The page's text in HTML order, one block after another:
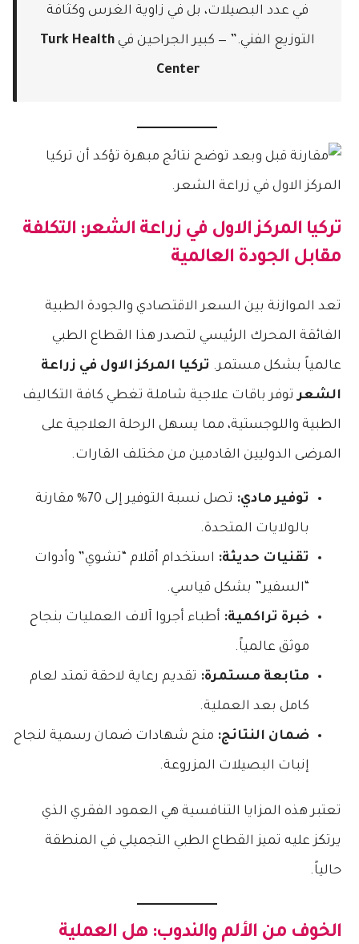
في عدد البصيلات، بل في زاوية الغرس وكثافة
التوزيع الفني.” — كبير الجراحين في Turk Health
Center
تركيا المركز الاول في زراعة الشعر: التكلفة
مقابل الجودة العالمية
تعد الموازنة بين السعر الاقتصادي والجودة الطبية
الفائقة المحرك الرئيسي لتصدر هذا القطاع الطبي
عالمياً بشكل مستمر. تركيا المركز الاول في زراعة
الشعرتوفر باقات علاجية شاملة تغطي كافة التكاليف
الطبية واللوجستية، مما يسهل الرحلة العلاجية على
المرضى الدوليين القادمين من مختلف القارات.
توفير مادي: تصل نسبة التوفير إلى 70% مقارنة
بالولايات المتحدة.
تقنيات حديثة: استخدام أقلام “تشوي” وأدوات
“السفير” بشكل قياسي.
خبرة تراكمية: أطباء أجروا آلاف العمليات بنجاح
موثق عالمياً.
متابعة مستمرة: تقديم رعاية لاحقة تمتد لعام
كامل بعد العملية.
ضمان النتائج: منح شهادات ضمان رسمية لنجاح
إنبات البصيلات المزروعة.
تعتبر هذه المزايا التنافسية هي العمود الفقري الذي
يرتكز عليه تميز القطاع الطبي التجميلي في المنطقة
حالياً.
الخوف من الألم والندوب: هل العملية